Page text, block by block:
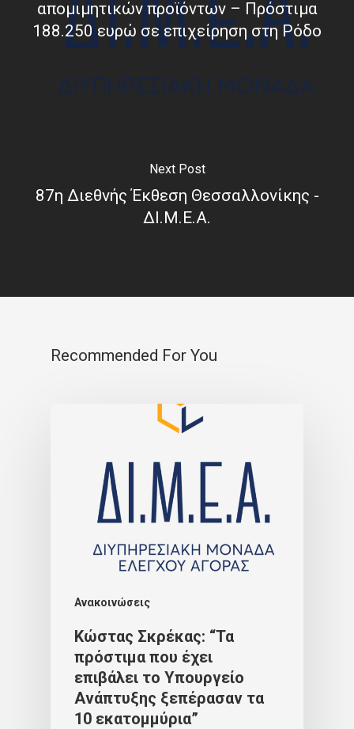
απομιμητικών προϊόντων – Πρόστιμα
188.250 ευρώ σε επιχείρηση στη Ρόδο
Next Post
87η Διεθνής Έκθεση Θεσσαλλονίκης -
ΔΙ.Μ.Ε.Α.
Recommended For You
Ανακοινώσεις
Κώστας Σκρέκας: “Τα
πρόστιμα που έχει
επιβάλει το Υπουργείο
Ανάπτυξης ξεπέρασαν τα
10 εκατομμύρια”